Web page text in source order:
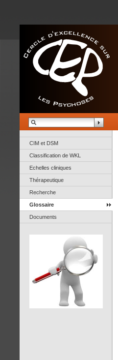
CIM et DSM
Classification de WKL
Echelles cliniques
Thérapeutique
Recherche
Glossaire
Documents